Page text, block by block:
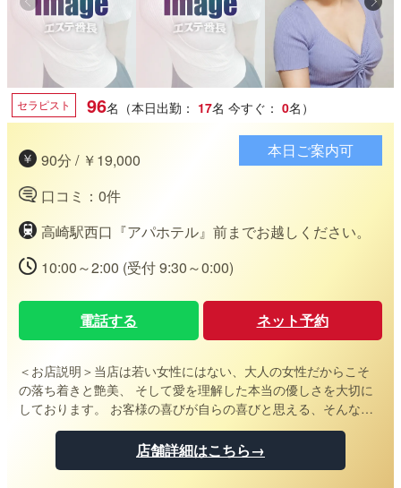
セラピスト 96名（本日出勤： 17名 今すぐ： 0名）
90分 / ￥19,000
口コミ：0件
高崎駅西口『アパホテル』前までお越しください。
10:00～2:00 (受付 9:30～0:00)
本日ご案内可
電話する ネット予約
＜お店説明＞ 当店は若い女性にはない、大人の女性だからこそ
の落ち着きと艶美、 そして愛を理解した本当の優しさを大切に
しております。 お客様の喜びが自らの喜びと思える、そんな素
敵なミセス達が揃っています。 丁寧な対応・愛情を感じられる
アロママッサージ、細部までおもてなしする心遣い、 マダムの
みが醸し出す究極の癒しに貴方もゆっくりと浸ってくださいま
店舗詳細はこちら→